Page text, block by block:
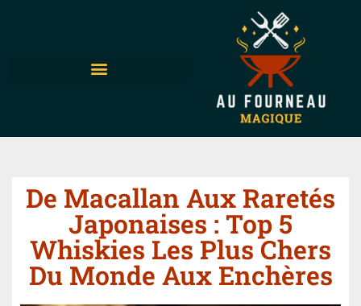
De Macallan Aux Raretés
Japonaises : Top 5
Whiskies Les Plus Chers
Du Monde Aux Enchères